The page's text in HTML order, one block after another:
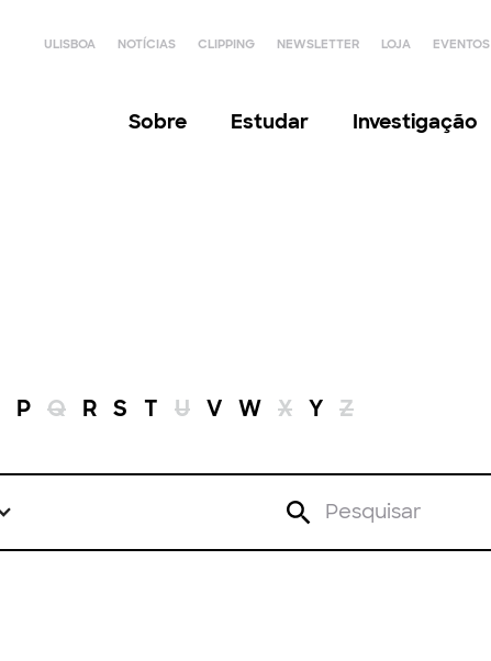
ULISBOA NOTÍCIAS CLIPPING NEWSLETTER LOJA EVENTOS
Sobre Estudar Investigação
P Q R S T U V W X Y Z